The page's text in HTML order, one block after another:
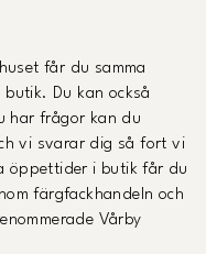
får du samma
Du kan också
har frågor kan du
vi svarar dig så fort vi
öppettider i butik får du
färgfackhandeln och
Vårby